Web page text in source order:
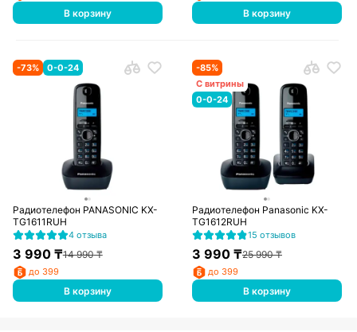
В корзину В корзину
-73% 0-0-24
Радиотелефон PANASONIC KX-
TG1611RUH
4 отзыва
3 990₸14 990₸
до 399
В корзину
-85%
С витрины
0-0-24
Радиотелефон Panasonic KX-
TG1612RUH
15 отзывов
3 990 ₸25 990₸
до 399
В корзину